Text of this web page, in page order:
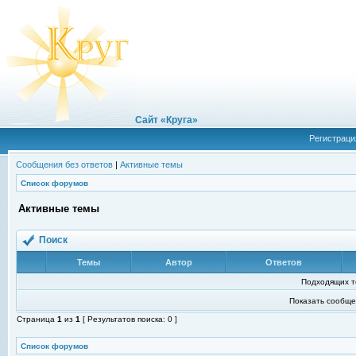
Сайт «Круга»
Сообщения без ответов | Активные темы
Список форумов
Активные темы
Поиск
Темы Автор Ответов
Подходящих
Показать
Страница 1 из 1 [ Результатов поиска: 0 ]
Список форумов